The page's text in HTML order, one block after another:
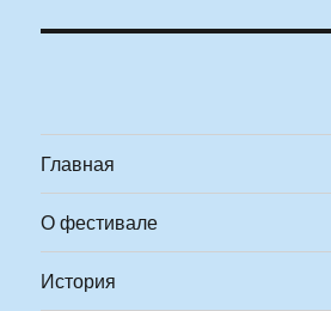
Главная
О фестивале
История